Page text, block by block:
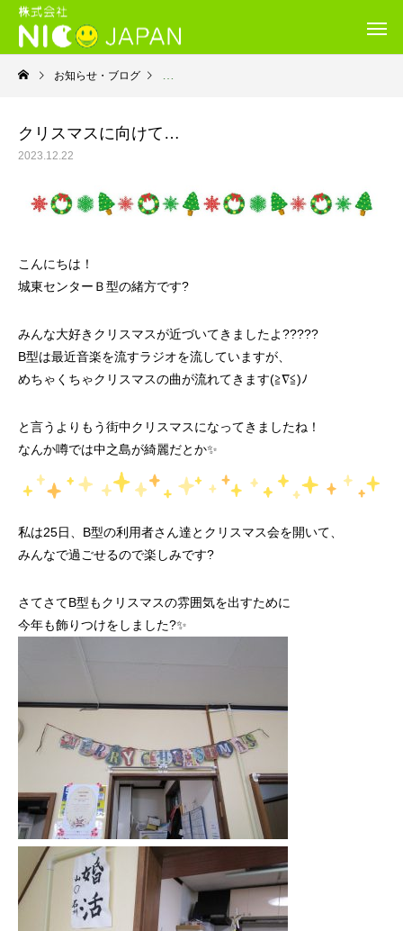
お知らせ・ブログ 就労継続支援Ｂ型・ニコサービス城東センター
クリスマスに向けて…
2023.12.22
こんにちは！
城東センターＢ型の緒方です?
みんな大好きクリスマスが近づいてきましたよ??‍???
B型は最近音楽を流すラジオを流していますが、
めちゃくちゃクリスマスの曲が流れてきます(≧∇≦)ﾉ
と言うよりもう街中クリスマスになってきましたね！
なんか噂では中之島が綺麗だとか✨
私は25日、B型の利用者さん達とクリスマス会を開いて、
みんなで過ごせるので楽しみです?
さてさてB型もクリスマスの雰囲気を出すために
今年も飾りつけをしました?✨